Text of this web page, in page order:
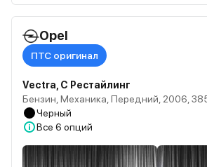
Opel
ПТС оригинал
Vectra, C Рестайлинг
Бензин, Механика, Передний, 2006,
Черный
Все 6 опций